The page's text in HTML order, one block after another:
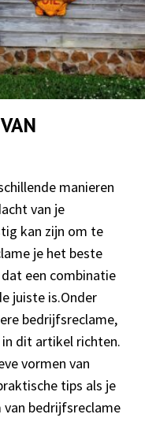
manieren
van je
kan zijn om te
je het beste
een combinatie
juiste is.Onder
bedrijfsreclame,
dit artikel richten.
vormen van
tips als je
van bedrijfsreclame